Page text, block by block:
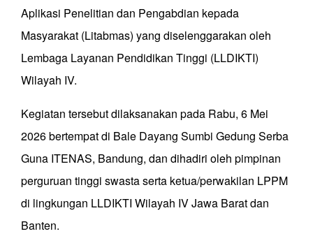
Aplikasi Penelitian dan Pengabdian kepada
Masyarakat (Litabmas) yang diselenggarakan oleh
Lembaga Layanan Pendidikan Tinggi (LLDIKTI)
Wilayah IV.
Kegiatan tersebut dilaksanakan pada Rabu, 6 Mei
2026 bertempat di Bale Dayang Sumbi Gedung Serba
Guna ITENAS, Bandung, dan dihadiri oleh pimpinan
perguruan tinggi swasta serta ketua/perwakilan LPPM
di lingkungan LLDIKTI Wilayah IV Jawa Barat dan
Banten.